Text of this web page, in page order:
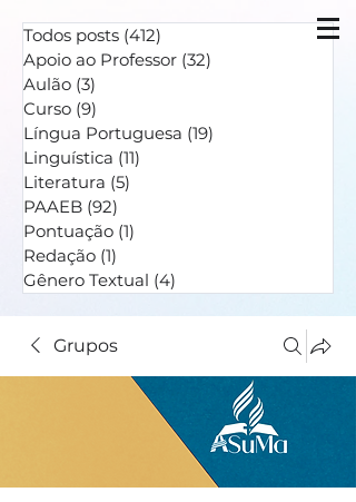
Todos posts (412)
Apoio ao Professor (32)
Aulão (3)
Curso (9)
Língua Portuguesa (19)
Linguística (11)
Literatura (5)
PAAEB (92)
Pontuação (1)
Redação (1)
Gênero Textual (4)
Grupos